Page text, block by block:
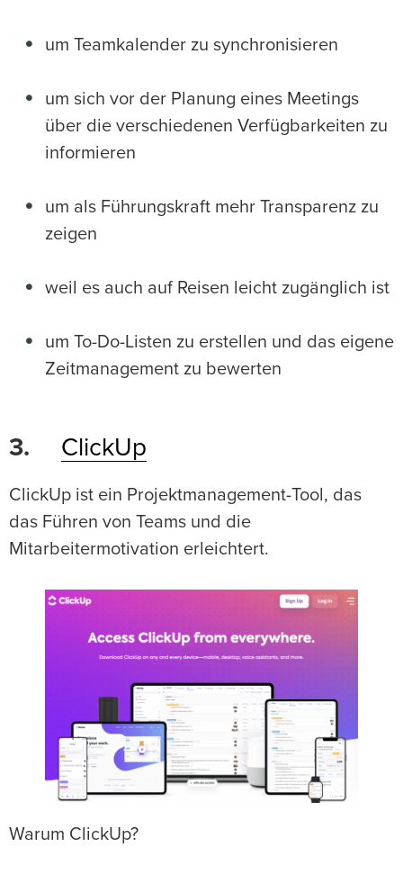
um Teamkalender zu synchronisieren
um sich vor der Planung eines Meetings
über die verschiedenen Verfügbarkeiten zu
informieren
um als Führungskraft mehr Transparenz zu
zeigen
weil es auch auf Reisen leicht zugänglich ist
um To-Do-Listen zu erstellen und das eigene
Zeitmanagement zu bewerten
3. ClickUp
ClickUp ist ein Projektmanagement-Tool, das
das Führen von Teams und die
Mitarbeitermotivation erleichtert.
Warum ClickUp?